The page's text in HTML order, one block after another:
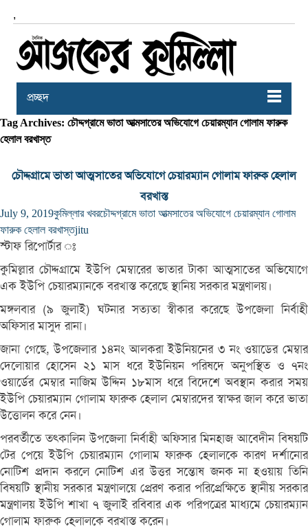
,
প্রচ্ছদ
Tag Archives: চৌদ্দগ্রামে ভাতা আত্মসাতের অভিযোগে চেয়ারম্যান গোলাম ফারুক
হেলাল বরখাস্ত
চৌদ্দগ্রামে ভাতা আত্মসাতের অভিযোগে চেয়ারম্যান গোলাম ফারুক হেলাল
বরখাস্ত
July 9, 2019কুমিল্লার খবরচৌদ্দগ্রামে ভাতা আত্মসাতের অভিযোগে চেয়ারম্যান গোলাম
ফারুক হেলাল বরখাস্তjitu
স্টাফ রিপোর্টার ঃ
কুমিল্লার চৌদ্দগ্রামে ইউপি মেম্বারের ভাতার টাকা আত্মসাতের অভিযোগে
এক ইউপি চেয়ারম্যানকে বরখাস্ত করেছে স্থানিয় সরকার মন্ত্রণালয়।
মঙ্গলবার (৯ জুলাই) ঘটনার সত্যতা স্বীকার করেছে উপজেলা নির্বাহী
অফিসার মাসুদ রানা।
জানা গেছে, উপজেলার ১৪নং আলকরা ইউনিয়নের ৩ নং ওয়াডের মেম্বার
দেলোয়ার হোসেন ২১ মাস ধরে ইউনিয়ন পরিষদে অনুপস্থিত ও ৭নং
ওয়ার্ডের মেম্বার নাজিম উদ্দিন ১৮মাস ধরে বিদেশে অবস্থান করার সময়
ইউপি চেয়ারম্যান গোলাম ফারুক হেলাল মেম্বারদের স্বাক্ষর জাল করে ভাতা
উত্তোলন করে নেন।
পরবর্তীতে তৎকালিন উপজেলা নির্বাহী অফিসার মিনহাজ আবেদীন বিষয়টি
টের পেয়ে ইউপি চেয়ারম্যান গোলাম ফারুক হেলালকে কারণ দর্শানোর
নোটিশ প্রদান করলে নোটিশ এর উত্তর সন্তোষ জনক না হওয়ায় তিনি
বিষয়টি স্থানীয় সরকার মন্ত্রণালয়ে প্রেরণ করার পরিপ্রেক্ষিতে স্থানীয় সরকার
মন্ত্রণালয় ইউপি শাখা ৭ জুলাই রবিবার এক পরিপত্রের মাধ্যমে চেয়ারম্যান
গোলাম ফারুক হেলালকে বরখাস্ত করেন।